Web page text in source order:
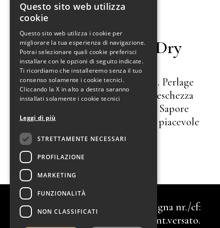
Treviso Dop
Spumante Extra Dry
Colore giallo paglierino tenue. Perlage
fine e persistente. Di buona freschezza
con note aromatiche intense. Sapore
armonico, pieno e morbido con piacevole
retrogusto rotondo.
Dalfiume Nobilvini SRL.
00577051204 | Iscritta al R.I. Bologna nr./cf:
02422060372 | C.s.: €. 110.000,00 int.versato.
Questo sito web utilizza
cookie
Questo sito web utilizza i cookie per
migliorare la tua esperienza di navigazione.
Potrai selezionare quali cookie preferisci
installare con le opzioni di seguito indicate.
Ti ricordiamo che installeremo senza il tuo
consenso solamente i cookie tecnici.
Cliccando la X in alto a destra saranno
installati solamente i cookie tecnici
Leggi di più
STRETTAMENTE NECESSARI
PROFILAZIONE
MARKETING
FUNZIONALITÀ
NON CLASSIFICATI